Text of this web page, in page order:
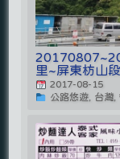
里~屏東枋山段
2017-08-15
公路悠遊, 台灣,